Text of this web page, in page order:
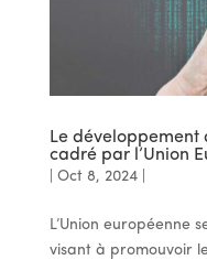
Le
cadré par l’Union
Oct 8, 2024|
L’Union européenne
visant à promouvoir